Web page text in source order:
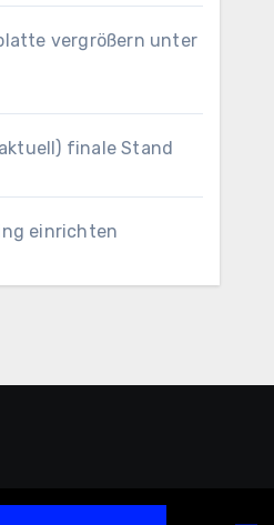
vergrößern unter
finale Stand
einrichten